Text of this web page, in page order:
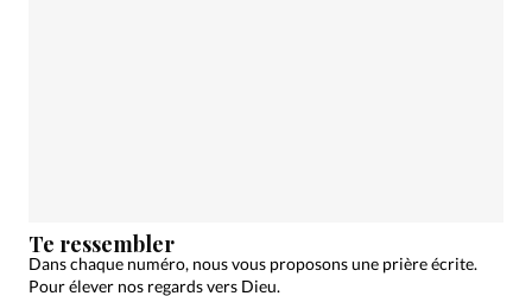
Te ressembler
Dans chaque numéro, nous vous proposons une prière écrite.
Pour élever nos regards vers Dieu.